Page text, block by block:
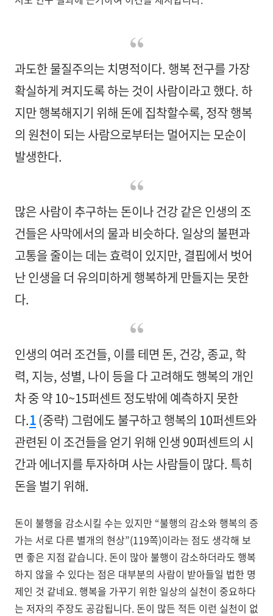
과도한 물질주의는 치명적이다. 행복 전구를 가장
확실하게 켜지도록 하는 것이 사람이라고 했다. 하
지만 행복해지기 위해 돈에 집착할수록, 정작 행복
의 원천이 되는 사람으로부터는 멀어지는 모순이
발생한다.
많은 사람이 추구하는 돈이나 건강 같은 인생의 조
건들은 사막에서의 물과 비슷하다. 일상의 불편과
고통을 줄이는 데는 효력이 있지만, 결핍에서 벗어
난 인생을 더 유의미하게 행복하게 만들지는 못한
다.
인생의 여러 조건들, 이를 테면 돈, 건강, 종교, 학
력, 지능, 성별, 나이 등을 다 고려해도 행복의 개인
차 중 약 10~15퍼센트 정도밖에 예측하지 못한
다.1(중략) 그럼에도 불구하고 행복의 10퍼센트와
관련된 이 조건들을 얻기 위해 인생 90퍼센트의 시
간과 에너지를 투자하며 사는 사람들이 많다. 특히
돈을 벌기 위해.
돈이 불행을 감소시킬 수는 있지만 “불행의 감소와 행복의 증
가는 서로 다른 별개의 현상”(119쪽)이라는 점도 생각해 보
면 좋은 지점 같습니다. 돈이 많아 불행이 감소하더라도 행복
하지 않을 수 있다는 점은 대부분의 사람이 받아들일 법한 명
제인 것 같네요. 행복을 가꾸기 위한 일상의 실천이 중요하다
는 저자의 주장도 공감됩니다. 돈이 많든 적든 이런 실천이 없